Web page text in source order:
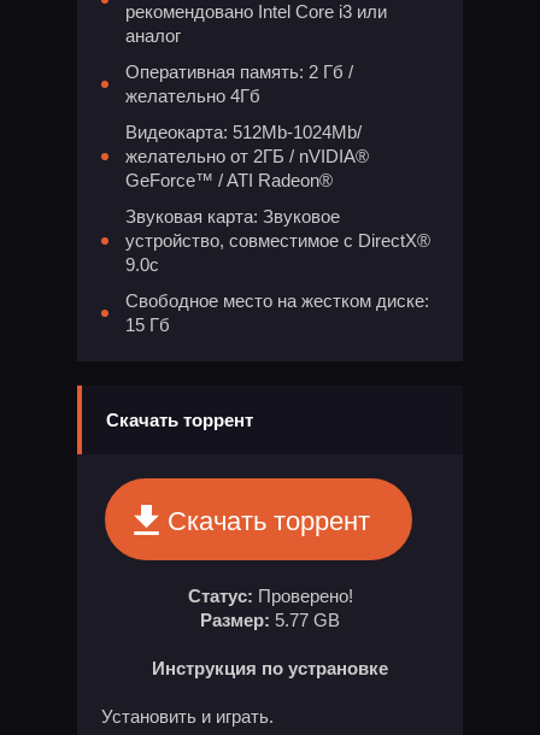
рекомендовано Intel Core i3 или
аналог
Оперативная память: 2 Гб /
желательно 4Гб
Видеокарта: 512Mb-1024Mb/
желательно от 2ГБ / nVIDIA®
GeForce™ / ATI Radeon®
Звуковая карта: Звуковое
устройство, совместимое с DirectX®
9.0с
Свободное место на жестком диске:
15 Гб
Скачать торрент
Скачать торрент
Статус: Проверено!
Размер: 5.77 GB
Инструкция по устрановке
Установить и играть.